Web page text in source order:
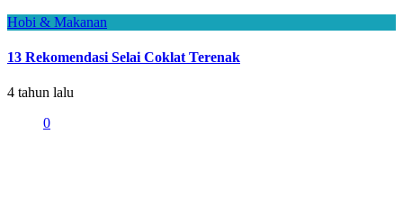
Hobi & Makanan
13 Rekomendasi Selai Coklat Terenak
4 tahun lalu
0